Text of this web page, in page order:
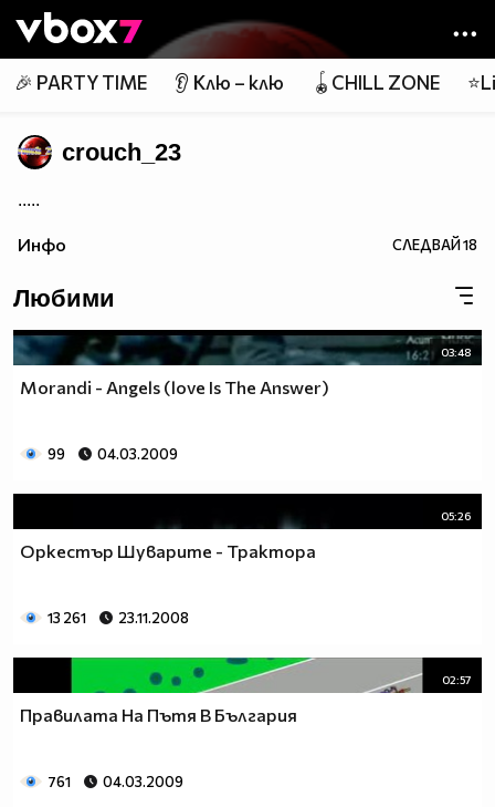
👾
🎉 PARTY TIME 👂 Клю – клю 🪀CHILL ZONE
crouch_23
.....
Инфо СЛЕДВАЙ18
Любими
03:48
Morandi - Angels (love Is The Answer)
99 04.03.2009
05:26
Оркестър Шуварите - Трактора
13 261 23.11.2008
02:57
Правилата На Пътя В България
761 04.03.2009